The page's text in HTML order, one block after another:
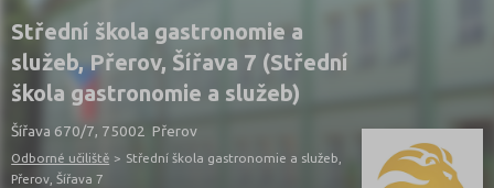
Střední škola gastronomie a
služeb, Přerov, Šířava 7 (Střední
škola gastronomie a služeb)
Šířava 670/7, 75002 Přerov
Odborné učiliště > Střední škola gastronomie a služeb,
Přerov, Šířava 7